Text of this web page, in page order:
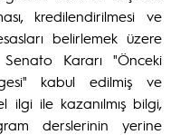
kredilendirilmesi ve
belirlemek üzere
Kararı "Önceki
kabul edilmiş ve
ilgi ile kazanılmış bilgi,
derslerinin yerine